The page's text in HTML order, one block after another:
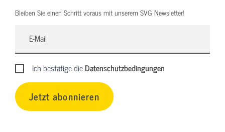
Bleiben Sie einen Schritt voraus mit unserem SVG Newsletter!
Ich bestätige dieDatenschutzbedingungen
Jetzt abonnieren